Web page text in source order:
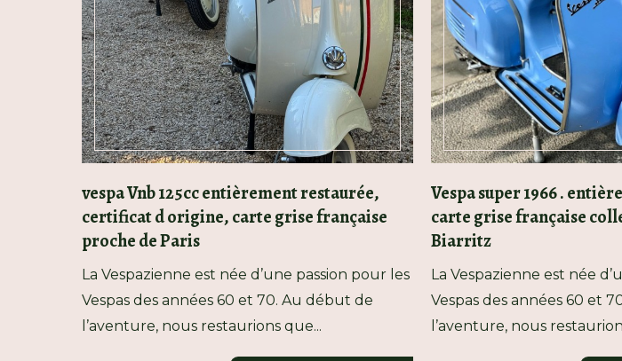
vespa Vnb 125cc entièrement restaurée,
certificat d origine, carte grise française
proche de Paris
La Vespazienne est née d’une passion pour les
Vespas des années 60 et 70. Au début de
l’aventure, nous restaurions que...
Vespa super 1966 .
carte grise française
Biarritz
La Vespazienne est née
Vespas des années 60 et
l’aventure, nous